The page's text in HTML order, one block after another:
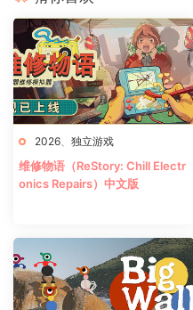
2026 独立游戏
维修物语（ReStory: Chill Electr
onics Repairs）中文版